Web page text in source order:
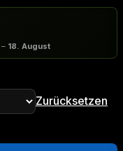
– 18. August
Zurücksetzen